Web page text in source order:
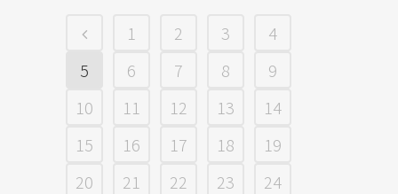
1 2 3
4
5
6 7 8
9
10
11 12 13
14
15
16 17 18
19
20
21 22 23
24